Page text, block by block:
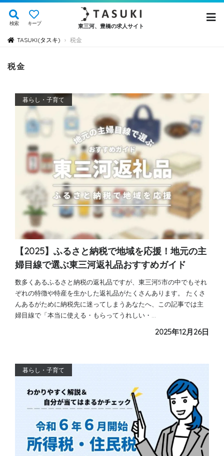
検索 キープ 東三河、豊橋の求人サイト
TASUKI(タスキ) › 税金
税金
暮らし・子育て
【2025】ふるさと納税で地域を応援！地元の主
婦目線で選ぶ東三河返礼品おすすめガイド
数多くあるふるさと納税の返礼品ですが、東三河5市の中でもそれ
ぞれの特徴や特産を生かした返礼品がたくさんあります。 たくさ
んあるがために納税先に迷ってしまうあなたへ、この記事では主
婦目線で「本当に使える・もらってうれしい・…
2025年12月26日
暮らし・子育て